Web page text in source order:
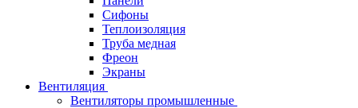
Сифоны
Теплоизоляция
Труба медная
Фреон
Экраны
Вентиляция
Вентиляторы промышленные